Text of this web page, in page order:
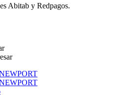
Abitab y Redpagos.